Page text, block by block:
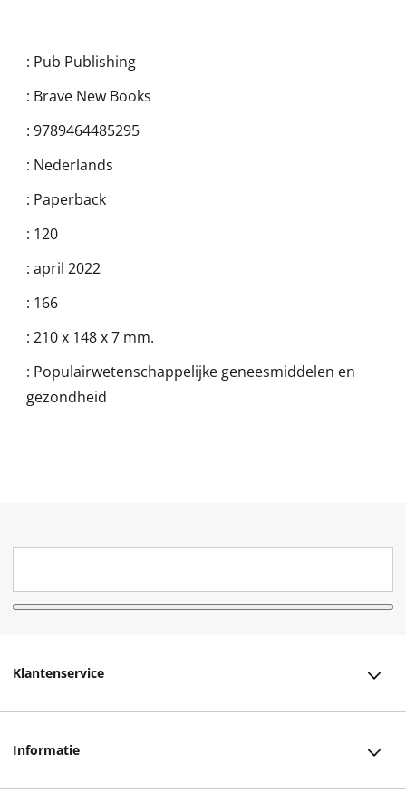
: Pub Publishing
: Brave New Books
: 9789464485295
: Nederlands
: Paperback
: 120
: april 2022
: 166
: 210 x 148 x 7 mm.
: Populairwetenschappelijke geneesmiddelen en
gezondheid
Klantenservice
Informatie